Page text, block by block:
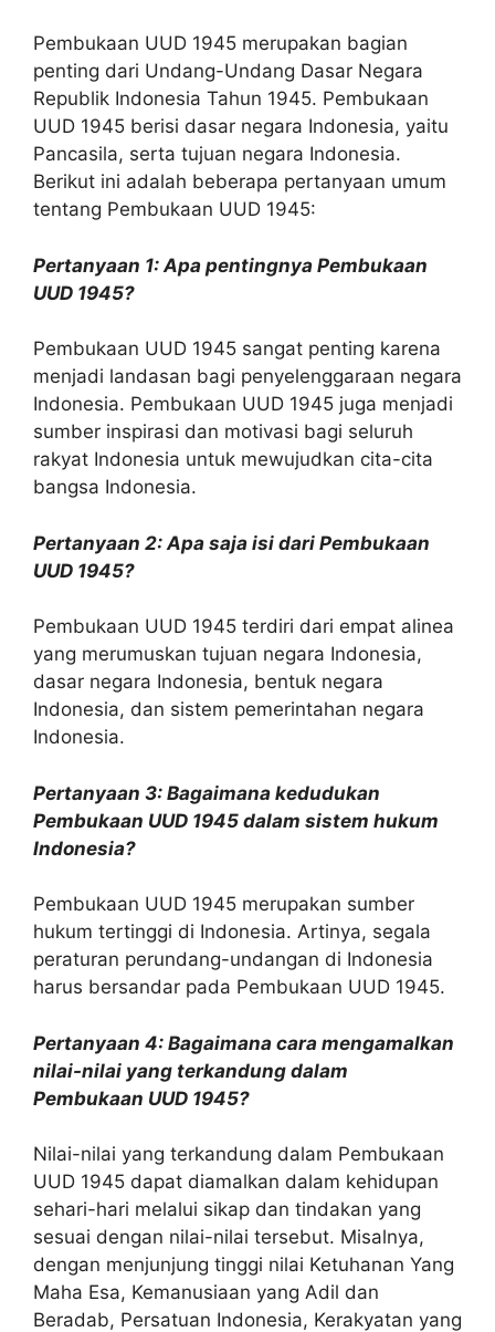
Pembukaan UUD 1945 merupakan bagian
penting dari Undang-Undang Dasar Negara
Republik Indonesia Tahun 1945. Pembukaan
UUD 1945 berisi dasar negara Indonesia, yaitu
Pancasila, serta tujuan negara Indonesia.
Berikut ini adalah beberapa pertanyaan umum
tentang Pembukaan UUD 1945:
Pertanyaan 1: Apa pentingnya Pembukaan
UUD 1945?
Pembukaan UUD 1945 sangat penting karena
menjadi landasan bagi penyelenggaraan negara
Indonesia. Pembukaan UUD 1945 juga menjadi
sumber inspirasi dan motivasi bagi seluruh
rakyat Indonesia untuk mewujudkan cita-cita
bangsa Indonesia.
Pertanyaan 2: Apa saja isi dari Pembukaan
UUD 1945?
Pembukaan UUD 1945 terdiri dari empat alinea
yang merumuskan tujuan negara Indonesia,
dasar negara Indonesia, bentuk negara
Indonesia, dan sistem pemerintahan negara
Indonesia.
Pertanyaan 3: Bagaimana kedudukan
Pembukaan UUD 1945 dalam sistem hukum
Indonesia?
Pembukaan UUD 1945 merupakan sumber
hukum tertinggi di Indonesia. Artinya, segala
peraturan perundang-undangan di Indonesia
harus bersandar pada Pembukaan UUD 1945.
Pertanyaan 4: Bagaimana cara mengamalkan
nilai-nilai yang terkandung dalam
Pembukaan UUD 1945?
Nilai-nilai yang terkandung dalam Pembukaan
UUD 1945 dapat diamalkan dalam kehidupan
sehari-hari melalui sikap dan tindakan yang
sesuai dengan nilai-nilai tersebut. Misalnya,
dengan menjunjung tinggi nilai Ketuhanan Yang
Maha Esa, Kemanusiaan yang Adil dan
Beradab, Persatuan Indonesia, Kerakyatan yang